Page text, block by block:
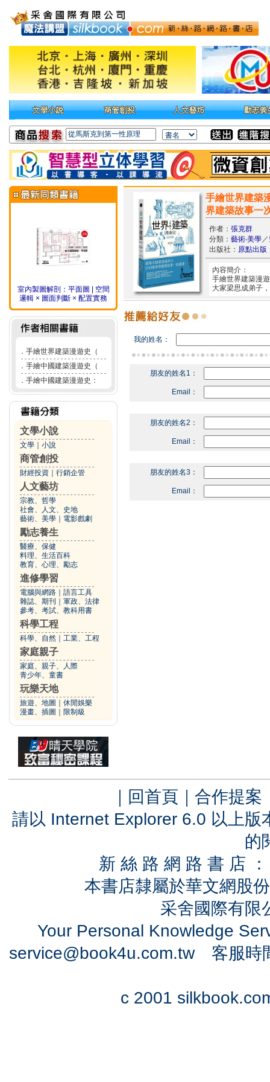
室內製圖解剖：平面圖 | 空間
邏輯 × 圖面判斷 × 配置實務
． 手繪世界建築漫遊史（
． 手繪中國建築漫遊史（
． 手繪中國建築漫遊史：
文學小說
文學 小說
商管創投
財經投資 行銷企管
人文藝坊
宗教、哲學
社會、人文、史地
藝術、美學
電影戲劇
勵志養生
醫療、保健
料理、生活百科
教育、心理、勵志
進修學習
電腦與網路
語言工具
雜誌、期刊
軍政、法律
參考、考試、教科用書
科學工程
科學、自然 工業、工程
家庭親子
家庭、親子、人際
青少年、童書
玩樂天地
旅遊、地圖
休閒娛樂
漫畫、插圖
限制級
手繪世界建築
界建築故事一
作者： 張克群
分類： 藝術‧美學／
出版社： 原點出版
內容簡介：
手繪世界建築漫
大家梁思成弟子
我的姓名：
朋友的姓名1：
Email：
朋友的姓名2：
Email：
朋友的姓名3：
Email：
｜ 回首頁 ｜ 合作提案
請以 Internet Explorer 6.0 以上
的
新 絲 路 網 路 書 店
本書店隸屬於華文網股
采舍國際有
Your Personal Knowledge
service@book4u.com.tw客服時
c 2001